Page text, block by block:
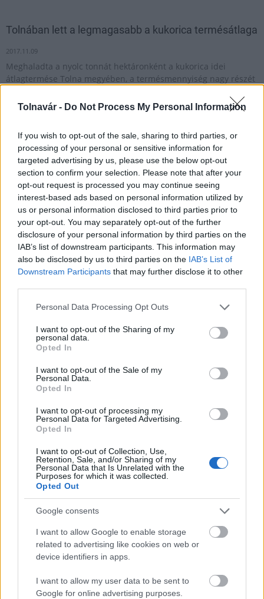
Tolnavár - Do Not Process My Personal Information
If you wish to opt-out of the sale, sharing to third parties, or
processing of your personal or sensitive information for
targeted advertising by us, please use the below opt-out
section to confirm your selection. Please note that after your
opt-out request is processed you may continue seeing
interest-based ads based on personal information utilized by
us or personal information disclosed to third parties prior to
your opt-out. You may separately opt-out of the further
disclosure of your personal information by third parties on the
IAB’s list of downstream participants. This information may
also be disclosed by us to third parties on the IAB’s List of
Downstream Participants that may further disclose it to other
Please note that this website/app uses one or more Google
not limited to your visit or usage behaviour. You may click to
grant or deny consent to Google and its third-party tags to
use your data for below specified purposes in below Google
consent section.
Personal Data Processing Opt Outs
I want to opt-out of the Sharing of my
personal data.
Opted In
I want to opt-out of the Sale of my
Personal Data.
Opted In
I want to opt-out of processing my
Personal Data for Targeted Advertising.
Opted In
I want to opt-out of Collection, Use,
Retention, Sale, and/or Sharing of my
Personal Data that Is Unrelated with the
Purposes for which it was collected.
Opted Out
Google consents
I want to allow Google to enable storage
related to advertising like cookies on web or
device identifiers in apps.
I want to allow my user data to be sent to
Google for online advertising purposes.
Tolnában lett a legmagasabb a kukorica termésátlaga
2017.11.09
Meghaladta a nyolc tonnát hektáronként a kukorica idei
átlagtermése Tolna megyében, a termésmennyiség nagy részét
1
Név
E-mail cím
Feliratkozom a hírlevélre és elfogadom azadatvédelmi
szabályzatot!
FELIRATKOZÁS
LEGFRISSEBB
Megérkezett az eső a Duna vízgyűjtőjére
Országos hírek
KECSKEMÉTEN IS SZAKIRÁNYÚ
TOVÁBBKÉPZÉSEKKEL ERŐSÍT A GÁL FERENC
EGYETEM
Országos hírek
A lakosságra is fontos szerep hárul a